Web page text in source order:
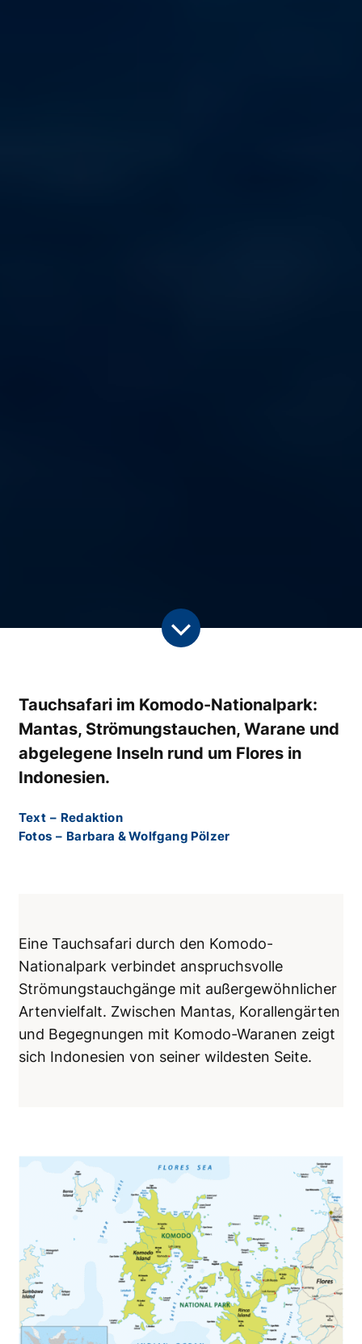
Tauchsafari im Komodo-Nationalpark:
Mantas, Strömungstauchen, Warane und
abgelegene Inseln rund um Flores in
Indonesien.
Text – Redaktion
Fotos – Barbara & Wolfgang Pölzer
Eine Tauchsafari durch den Komodo-
Nationalpark verbindet anspruchsvolle
Strömungstauchgänge mit außergewöhnlicher
Artenvielfalt. Zwischen Mantas, Korallengärten
und Begegnungen mit Komodo-Waranen zeigt
sich Indonesien von seiner wildesten Seite.